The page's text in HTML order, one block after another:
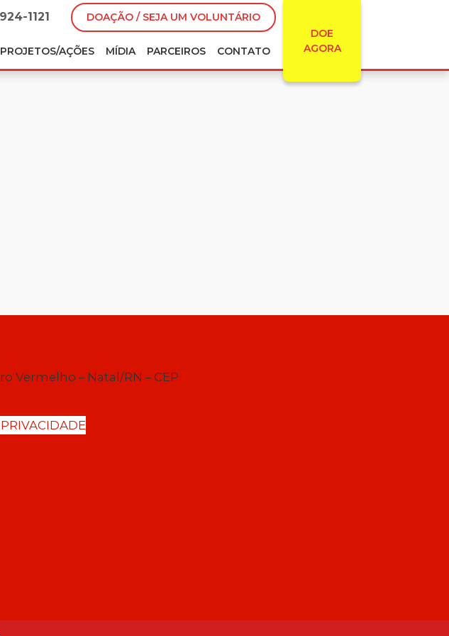
1121
DOAÇÃO / SEJA UM VOLUNTÁRIO
DOE
AGORA
PROJETOS/AÇÕES MÍDIA PARCEIROS CONTATO
Vermelho – Natal/RN – CEP